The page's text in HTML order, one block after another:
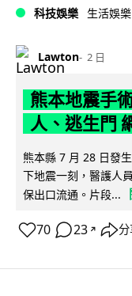
科技娛樂 生活娛樂
Lawton 2 日
熊本地震手
人、逃生門
熊本縣 7 月 28 日發
下地震一刻，醫護人
保出口流通。片段...
70 23 ↗